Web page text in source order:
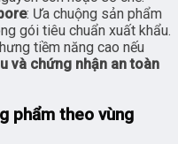
: Ưa chuộng sản phẩm
gói tiêu chuẩn xuất khẩu.
tiềm năng cao nếu
và chứng nhận an toàn
phẩm theo vùng